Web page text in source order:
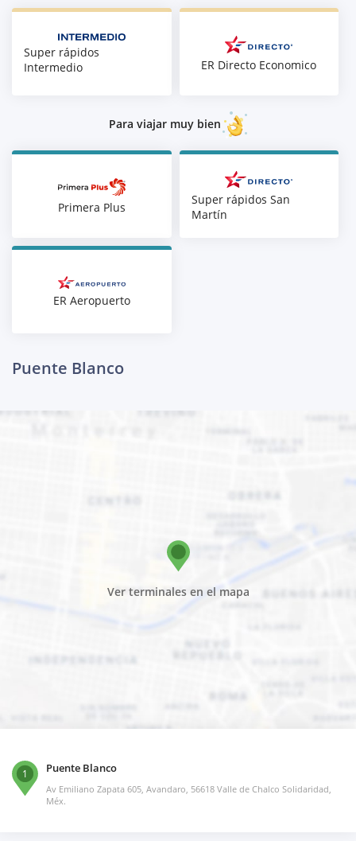
Super rápidos
Intermedio
ER Directo Economico
Para viajar muy bien
Primera Plus
Super rápidos San
Martín
ER Aeropuerto
Puente Blanco
Ver terminales en el mapa
1 Puente Blanco
Av Emiliano Zapata 605, Avandaro, 56618 Valle de Chalco Solidaridad,
Méx.